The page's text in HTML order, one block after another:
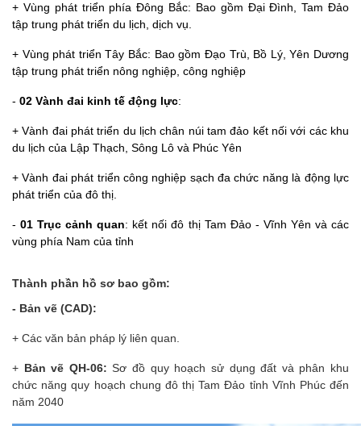
+ Vùng phát triển phía Đông Bắc: Bao gồm Đại Đình, Tam Đảo
tập trung phát triển du lịch, dịch vụ.
+ Vùng phát triển Tây Bắc: Bao gồm Đạo Trù, Bồ Lý, Yên Dương
tập trung phát triển nông nghiệp, công nghiệp
- 02 Vành đai kinh tế động lực:
+ Vành đai phát triển du lịch chân núi tam đảo kết nối với các khu
du lịch của Lập Thạch, Sông Lô và Phúc Yên
+ Vành đai phát triển công nghiệp sạch đa chức năng là động lực
phát triển của đô thị.
-01 Trục cảnh quan: kết nối đô thị Tam Đảo - Vĩnh Yên và các
vùng phía Nam của tỉnh
Thành phần hồ sơ bao gồm:
- Bản vẽ (CAD):
+ Các văn bản pháp lý liên quan.
+ Bản vẽ QH-06:Sơ đồ quy hoạch sử dụng đất và phân khu
chức năng quy hoạch chung đô thị Tam Đảo tỉnh Vĩnh Phúc đến
năm 2040